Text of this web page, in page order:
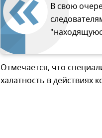
В свою
Отмечается, что
халатность в действиях